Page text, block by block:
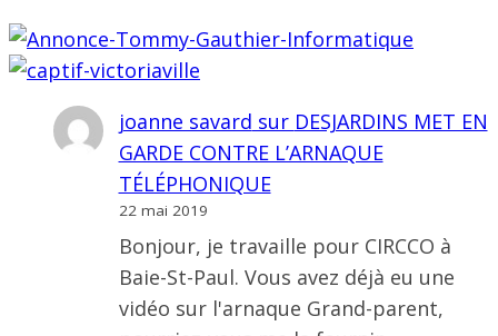
joanne savard sur DESJARDINS MET EN
GARDE CONTRE L’ARNAQUE
TÉLÉPHONIQUE
22 mai 2019
Bonjour, je travaille pour CIRCCO à
Baie-St-Paul. Vous avez déjà eu une
vidéo sur l'arnaque Grand-parent,